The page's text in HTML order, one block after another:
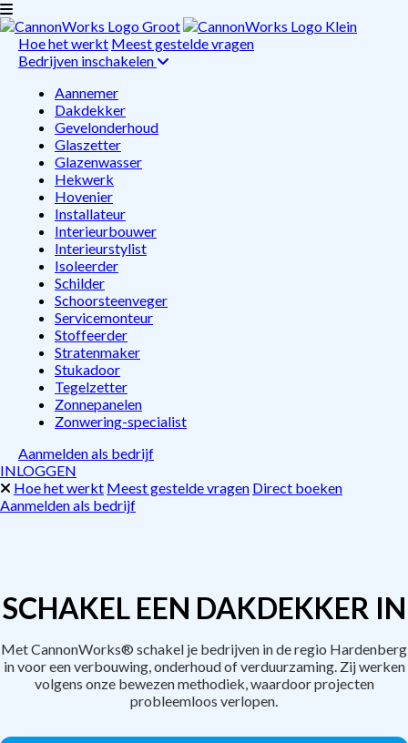
Hoe het werkt Meest gestelde vragen
Bedrijven inschakelen
Aannemer
Dakdekker
Gevelonderhoud
Glaszetter
Glazenwasser
Hekwerk
Hovenier
Installateur
Interieurbouwer
Interieurstylist
Isoleerder
Schilder
Schoorsteenveger
Servicemonteur
Stoffeerder
Stratenmaker
Stukadoor
Tegelzetter
Zonnepanelen
Zonwering-specialist
Aanmelden als bedrijf
INLOGGEN
Hoe het werkt Meest gestelde vragen Direct boeken
Aanmelden als bedrijf
SCHAKEL EEN DAKDEKKER IN
Met CannonWorks® schakel je bedrijven in de regio Hardenberg
in voor een verbouwing, onderhoud of verduurzaming. Zij werken
volgens onze bewezen methodiek, waardoor projecten
probleemloos verlopen.